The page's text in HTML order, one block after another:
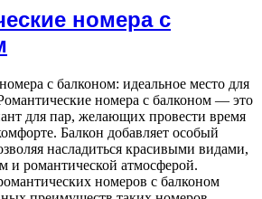
номера с
с балконом: идеальное место для
номера с балконом — это
для пар, желающих провести время
Балкон добавляет особый
насладиться красивыми видами,
и романтической атмосферой.
номеров с балконом